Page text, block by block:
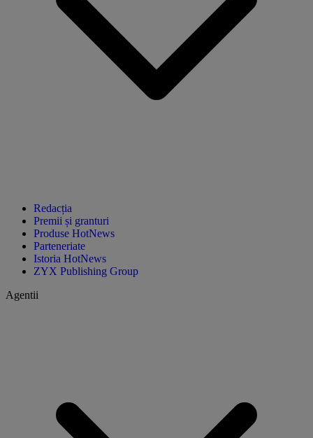
Redacția
Premii și granturi
Produse HotNews
Parteneriate
Istoria HotNews
ZYX Publishing Group
Agentii